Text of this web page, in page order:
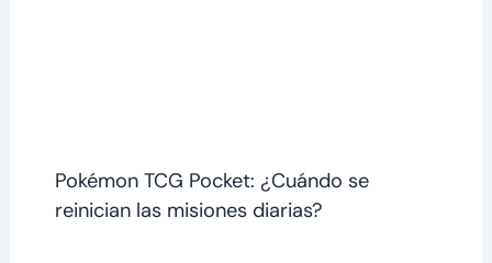
Pokémon TCG Pocket: ¿Cuándo se
reinician las misiones diarias?